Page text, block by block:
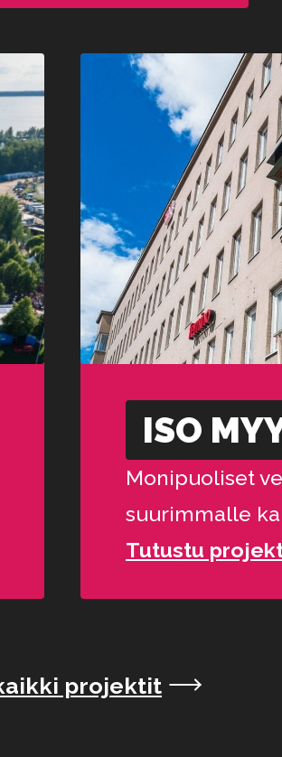
ISO
Monipuoliset
suurimmalle
Tutustu
projektit